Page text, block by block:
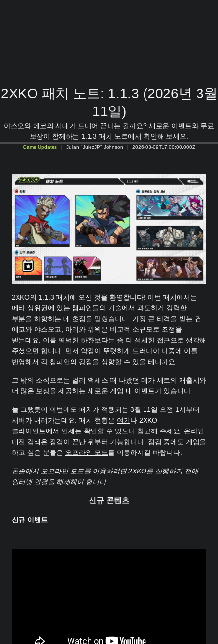
2XKO 패치 노트: 1.1.3 (2026년 3월
11일)
야스오와 에코의 시대가 드디어 끝나는 걸까요? 새로운 이벤트와 무료
보상이 함께하는 1.1.3 패치 노트에서 확인해 보세요.
Game Updates Julian "JulezJP" Johnson 2026-03-09T17:00:00.000Z
2XKO의 1.1.3 패치에 오신 것을 환영합니다! 이번 패치에서는
메타 상위권에 있는 챔피언들의 기술에서 과도하게 강력한
부분을 하향하는 데 초점을 맞췄습니다. 가장 큰 타격을 받는 건
에코와 야스오고, 아리와 워윅은 비교적 소규모로 조정을
받는데요.
이를 평범한 하향보다는 좀 더 섬세한 접근으로 생각해
주셨으면 합니다. 먼저 약점이 뚜렷하게 드러나야 나중에 이를
반영해서 각 챔피언의 강점을 상향할 수 있을 테니까요.
그 밖의 소식으로는 얼리 액세스 때 나왔던 메가 세트의 재출시와
더 많은 보상을 제공하는 새로운 게임 내 이벤트가 있습니다.
늘 그랬듯이 이번에도 패치가 적용되는 3월 11일 오전 1시부터
서버가 내려가는데요. 패치 현황은 여기나 2XKO
클라이언트에서 언제든 확인할 수 있으니 참고해 주세요. 온라인
대전 검색은 점검이 끝난 뒤부터 가능합니다. 점검 중에도 게임을
하고 싶은 분들은 오프라인 모드를 이용하시길 바랍니다.
콘솔에서 오프라인 모드를 이용하려면 2XKO를 실행하기 전에
인터넷 연결을 해제해야 합니다.
신규 콘텐츠
신규 이벤트